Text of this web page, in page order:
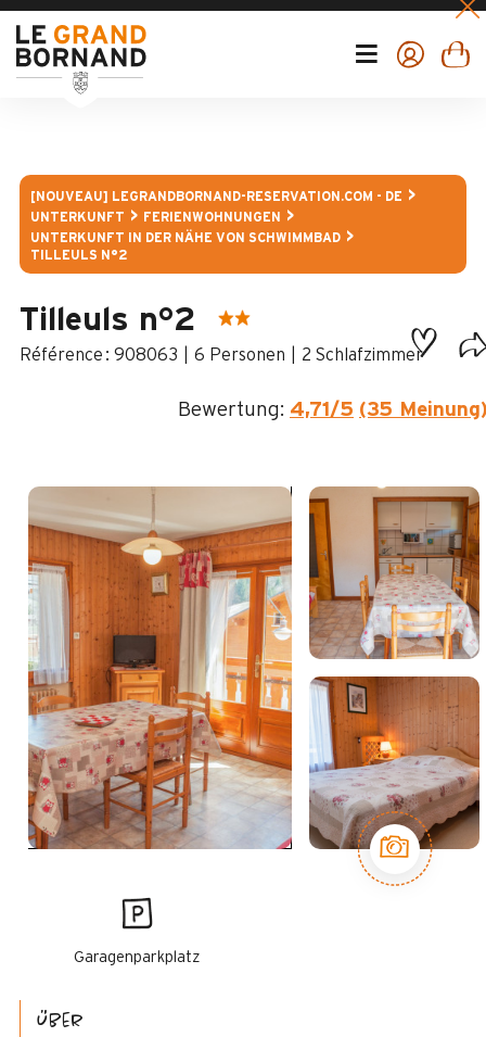
[NOUVEAU] LEGRANDBORNAND-RESERVATION.COM - DE
UNTERKUNFT
FERIENWOHNUNGEN
UNTERKUNFT IN DER NÄHE VON SCHWIMMBAD
TILLEULS N°2
Tilleuls n°2
: 908063 6 Personen 2 Schlafzimmer
Bewertung: 4,71 /5 (35
Garagenparkplatz
Über